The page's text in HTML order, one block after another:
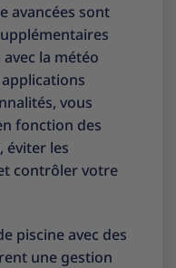
avancées sont
la météo
vous
fonction des
éviter les
contrôler votre
piscine avec des
une gestion